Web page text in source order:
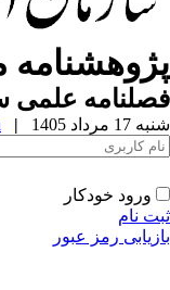
علمی
مرداد 1405 |
ورود خودکار
نام
رمز عبور